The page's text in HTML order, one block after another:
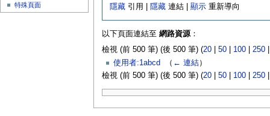
隱藏 引用 | 隱藏 連結 |顯示 重新導向
以下頁面連結至 網路資源：
檢視 (前 500 筆) (後 500 筆) (20| 50| 100| 250
使用者:1abcd
（ ← 連結）
檢視 (前 500 筆) (後 500 筆) (20| 50| 100| 250
特殊頁面